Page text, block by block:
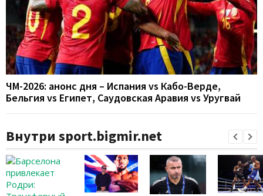
ЧМ-2026: анонс дня – Испания vs Кабо-Верде,
Бельгия vs Египет, Саудовская Аравия vs Уругвай
Внутри sport.bigmir.net